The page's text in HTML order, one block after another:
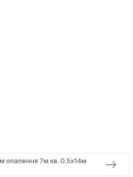
опалення 7м кв. 0.5x14м